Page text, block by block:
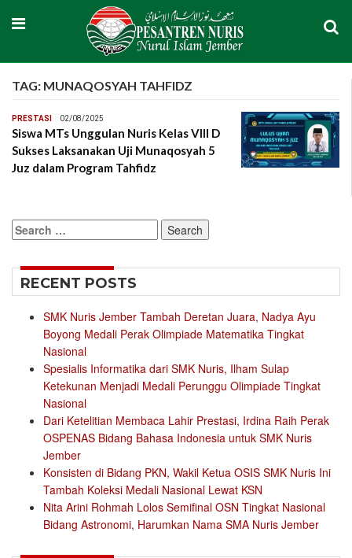
TAG: MUNAQOSYAH TAHFIDZ
PRESTASI 02/08/2025
Siswa MTs Unggulan Nuris Kelas VIII D
Sukses Laksanakan Uji Munaqosyah 5
Juz dalam Program Tahfidz
Search
for:
RECENT POSTS
SMK Nuris Jember Tambah Deretan Juara, Nadya Ayu
Boyong Medali Perak Olimpiade Matematika Tingkat
Nasional
Spesialis Informatika dari SMK Nuris, Ilham Sulap
Ketekunan Menjadi Medali Perunggu Olimpiade Tingkat
Nasional
Dari Ketelitian Membaca Lahir Prestasi, Irdina Raih Perak
OSPENAS Bidang Bahasa Indonesia untuk SMK Nuris
Jember
Konsisten di Bidang PKN, Wakil Ketua OSIS SMK Nuris Ini
Tambah Koleksi Medali Nasional Lewat KSN
Nita Arini Rohmah Lolos Semifinal OSN Tingkat Nasional
Bidang Astronomi, Harumkan Nama SMA Nuris Jember